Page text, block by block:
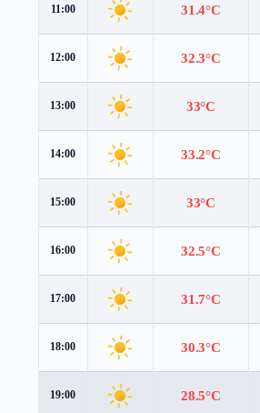
11:00 31.4°C
12:00 32.3°C
13:00 33°C
14:00 33.2°C
15:00 33°C
16:00 32.5°C
17:00 31.7°C
18:00 30.3°C
19:00 28.5°C